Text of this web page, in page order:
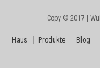
Copy © 2017 |
Haus Produkte Blog